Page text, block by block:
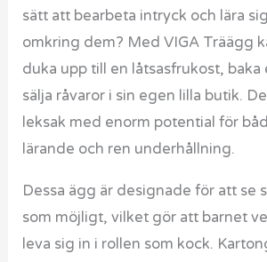
sätt att bearbeta intryck och lära
omkring dem? Med VIGA Träägg
duka upp till en låtsasfrukost, baka
sälja råvaror i sin egen lilla butik.
leksak med enorm potential för
lärande och ren underhållning.
Dessa ägg är designade för att se
som möjligt, vilket gör att barnet
leva sig in i rollen som kock.